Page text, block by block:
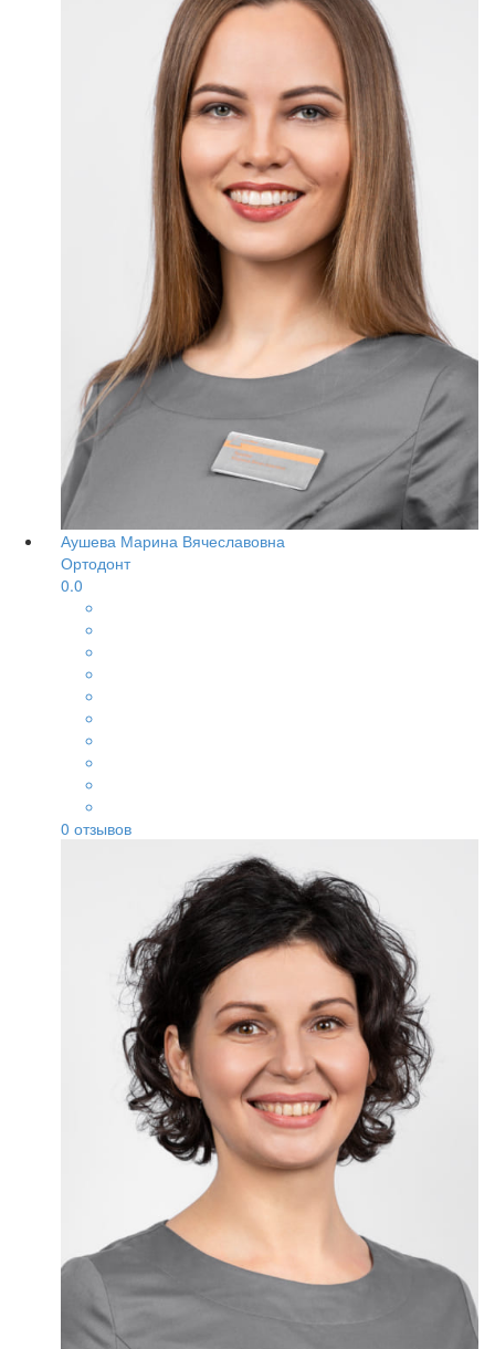
Аушева Марина Вячеславовна
Ортодонт
0.0
0 отзывов